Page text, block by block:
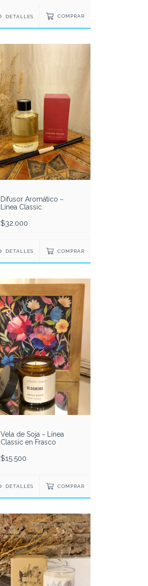
DETALLES COMPRAR
Difusor Aromático ~
Línea Classic
$32.000
DETALLES COMPRAR
Vela de Soja ~ Línea
Classic en Frasco
$15.500
DETALLES COMPRAR